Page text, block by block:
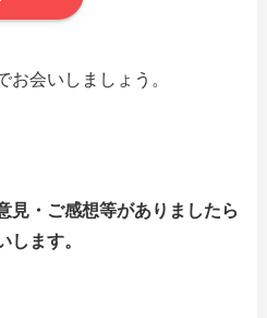
お会いしましょう。
見・ご感想等がありましたら
します。